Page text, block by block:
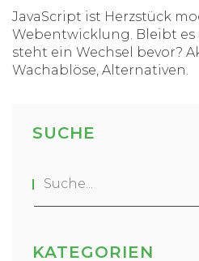
WEBENTWICKLUNG
JavaScript ist Herzstück
Webentwicklung. Bleibt es
steht ein Wechsel bevor?
Wachablöse, Alternativen.
SUCHE
KATEGORIEN